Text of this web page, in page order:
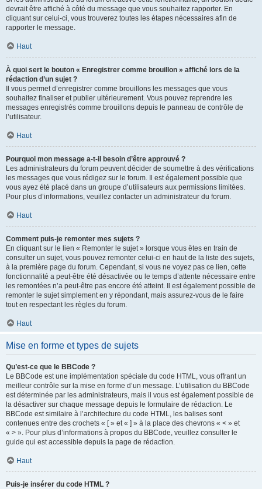
devrait être affiché à côté du message que vous souhaitez rapporter. En
cliquant sur celui-ci, vous trouverez toutes les étapes nécessaires afin de
rapporter le message.
Haut
À quoi sert le bouton « Enregistrer comme brouillon » affiché lors de la
rédaction d’un sujet ?
Il vous permet d’enregistrer comme brouillons les messages que vous
souhaitez finaliser et publier ultérieurement. Vous pouvez reprendre les
messages enregistrés comme brouillons depuis le panneau de contrôle de
l’utilisateur.
Haut
Pourquoi mon message a-t-il besoin d’être approuvé ?
Les administrateurs du forum peuvent décider de soumettre à des vérifications
les messages que vous rédigez sur le forum. Il est également possible que
vous ayez été placé dans un groupe d’utilisateurs aux permissions limitées.
Pour plus d’informations, veuillez contacter un administrateur du forum.
Haut
Comment puis-je remonter mes sujets ?
En cliquant sur le lien « Remonter le sujet » lorsque vous êtes en train de
consulter un sujet, vous pouvez remonter celui-ci en haut de la liste des sujets,
à la première page du forum. Cependant, si vous ne voyez pas ce lien, cette
fonctionnalité a peut-être été désactivée ou le temps d’attente nécessaire entre
les remontées n’a peut-être pas encore été atteint. Il est également possible de
remonter le sujet simplement en y répondant, mais assurez-vous de le faire
tout en respectant les règles du forum.
Haut
Mise en forme et types de sujets
Qu’est-ce que le BBCode ?
Le BBCode est une implémentation spéciale du code HTML, vous offrant un
meilleur contrôle sur la mise en forme d’un message. L’utilisation du BBCode
est déterminée par les administrateurs, mais il vous est également possible de
la désactiver sur chaque message depuis le formulaire de rédaction. Le
BBCode est similaire à l’architecture du code HTML, les balises sont
contenues entre des crochets « [ » et « ] » à la place des chevrons « < » et
« > ». Pour plus d’informations à propos du BBCode, veuillez consulter le
guide qui est accessible depuis la page de rédaction.
Haut
Puis-je insérer du code HTML ?